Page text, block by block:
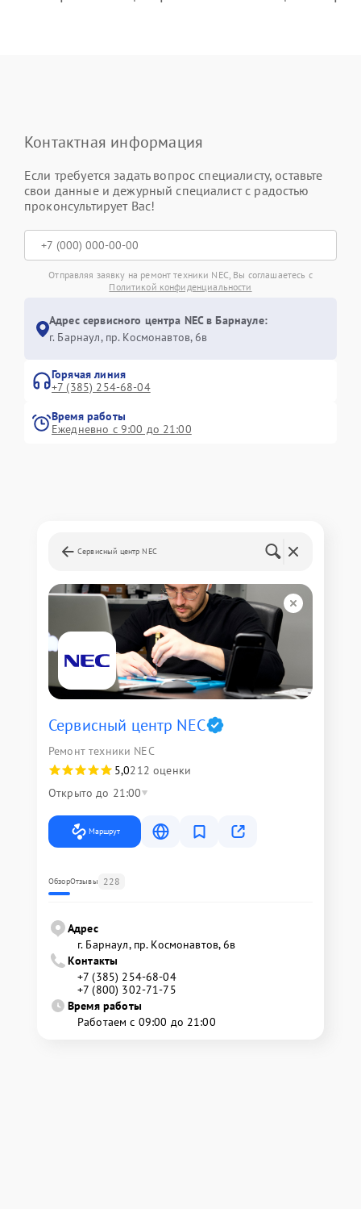
Контактная информация
Если требуется задать вопрос специалисту, оставьте
свои данные и дежурный специалист с радостью
проконсультирует Вас!
Отправляя заявку на ремонт техники NEC, Вы соглашаетесь с
Политикой конфиденциальности
Адрес сервисного центра NEC в Барнауле:
г. Барнаул, ​пр. Космонавтов, 6в
Горячая линия
+7 (385) 254-68-04
Время работы
Ежедневно с 9:00 до 21:00
Сервисный центр NEC
Сервисный центр NEC
Ремонт техники NEC
5,0212 оценки
Открыто до 21:00
Маршрут
ОбзорОтзывы 228
Адрес
г. Барнаул, ​пр. Космонавтов, 6в
Контакты
+7 (385) 254-68-04
+7 (800) 302-71-75
Время работы
Работаем с 09:00 до 21:00